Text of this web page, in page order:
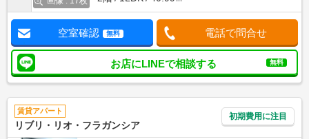
空室確認 無料 電話で問合せ
お店にLINEで相談する 無料
賃貸アパート
リブリ・リオ・フラガンシア
初期費用に注目